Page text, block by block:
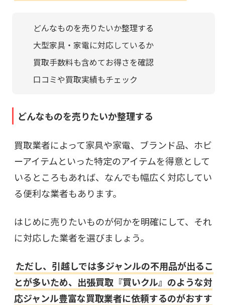
どんなものを売りたいか整理する
大型家具・家電に対応しているか
買取手数料も含めてお得さを確認
口コミや買取実績もチェック
どんなものを売りたいか整理する
買取業者によって家具や家電、ブランド品、ホビ
ーアイテムといった特定のアイテムを得意として
いるところもあれば、なんでも幅広く対応してい
る便利な業者もあります。
はじめに売りたいものが何かを明確にして、それ
に対応した業者を選びましょう。
ただし、引越しでは多ジャンルの不用品が出るこ
とが多いため、出張買取『買いクル』のような対
応ジャンル豊富な買取業者に依頼するのがおすす